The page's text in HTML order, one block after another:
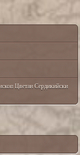
Цветан Сердикийски